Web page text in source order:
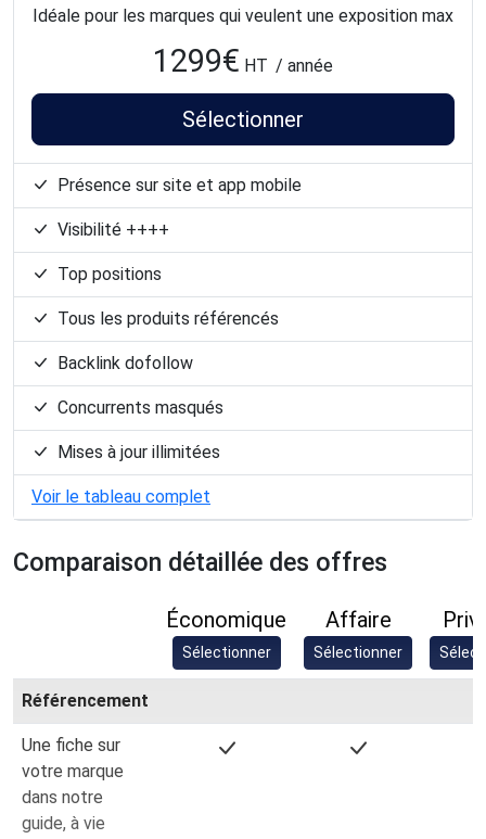
Idéale pour les marques qui veulent une exposition max
1299€ HT / année
Sélectionner
Présence sur site et app mobile
Visibilité ++++
Top positions
Tous les produits référencés
Backlink dofollow
Concurrents masqués
Mises à jour illimitées
Voir le tableau complet
Comparaison détaillée des offres
Économique
Sélectionner
Affaire
Sélectionner
Référencement
Une fiche sur
votre marque
dans notre
guide, à vie